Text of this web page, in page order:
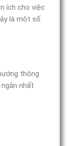
ích cho việc
là một số
thông
nhất